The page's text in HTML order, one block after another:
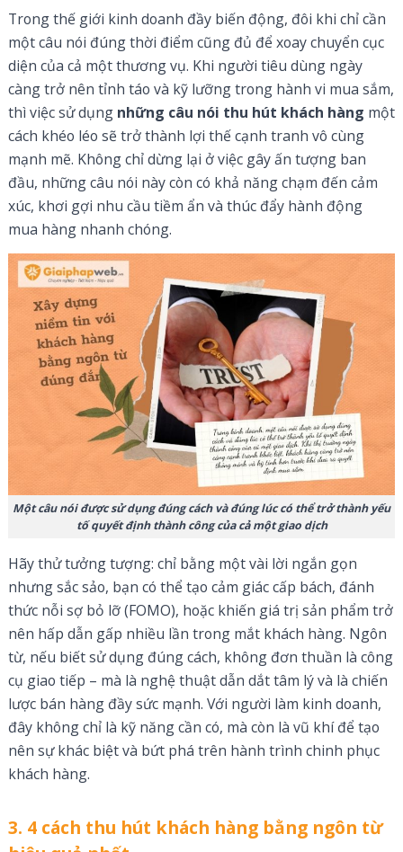
Trong thế giới kinh doanh đầy biến động, đôi khi chỉ cần
một câu nói đúng thời điểm cũng đủ để xoay chuyển cục
diện của cả một thương vụ. Khi người tiêu dùng ngày
càng trở nên tỉnh táo và kỹ lưỡng trong hành vi mua sắm,
thì việc sử dụng những câu nói thu hút khách hàng một
cách khéo léo sẽ trở thành lợi thế cạnh tranh vô cùng
mạnh mẽ. Không chỉ dừng lại ở việc gây ấn tượng ban
đầu, những câu nói này còn có khả năng chạm đến cảm
xúc, khơi gợi nhu cầu tiềm ẩn và thúc đẩy hành động
mua hàng nhanh chóng.
Một câu nói được sử dụng đúng cách và đúng lúc có thể trở thành yếu
tố quyết định thành công của cả một giao dịch
Hãy thử tưởng tượng: chỉ bằng một vài lời ngắn gọn
nhưng sắc sảo, bạn có thể tạo cảm giác cấp bách, đánh
thức nỗi sợ bỏ lỡ (FOMO), hoặc khiến giá trị sản phẩm trở
nên hấp dẫn gấp nhiều lần trong mắt khách hàng. Ngôn
từ, nếu biết sử dụng đúng cách, không đơn thuần là công
cụ giao tiếp – mà là nghệ thuật dẫn dắt tâm lý và là chiến
lược bán hàng đầy sức mạnh. Với người làm kinh doanh,
đây không chỉ là kỹ năng cần có, mà còn là vũ khí để tạo
nên sự khác biệt và bứt phá trên hành trình chinh phục
khách hàng.
3. 4 cách thu hút khách hàng bằng ngôn từ